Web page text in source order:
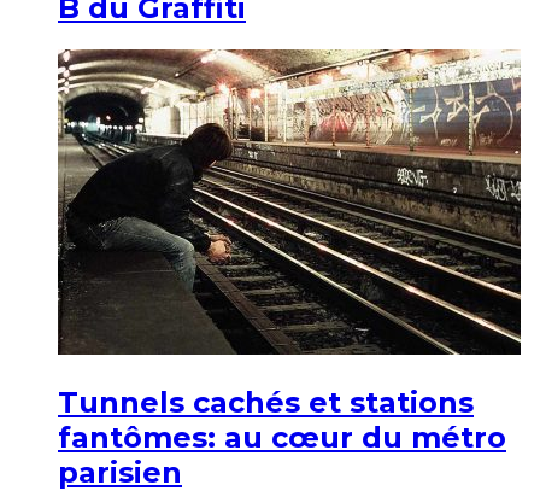
B du Graffiti
Tunnels cachés et stations
fantômes: au cœur du métro
parisien